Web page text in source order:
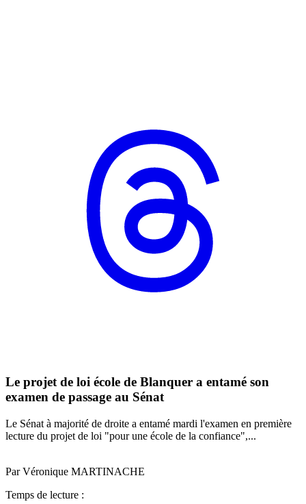
Le projet de loi école de Blanquer a entamé son
examen de passage au Sénat
Le Sénat à majorité de droite a entamé mardi l'examen en première
lecture du projet de loi "pour une école de la confiance",...
Par Véronique MARTINACHE
Temps de lecture :